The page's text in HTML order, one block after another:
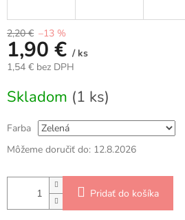
2,20 € –13 %
1,90 € / ks
1,54 € bez DPH
cena:
Skladom (1 ks)
Farba
Môžeme doručiť do: 12.8.2026
Pridať do košíka